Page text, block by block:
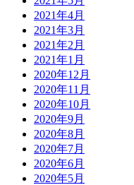
2021年4月
2021年3月
2021年2月
2021年1月
2020年12月
2020年11月
2020年10月
2020年9月
2020年8月
2020年7月
2020年6月
2020年5月